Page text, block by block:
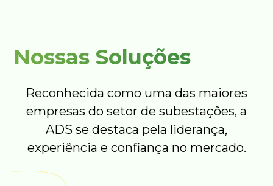
Nossas Soluções
Reconhecida como uma das maiores
empresas do setor de subestações, a
ADS se destaca pela liderança,
experiência e confiança no mercado.